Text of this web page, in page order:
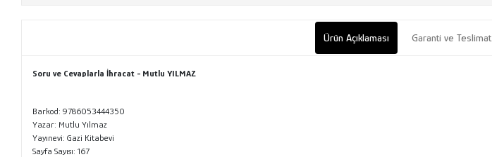
Ürün Açıklaması Garanti ve Teslimat
Soru ve Cevaplarla İhracat - Mutlu YILMAZ
Barkod: 9786053444350
Yazar: Mutlu Yılmaz
Yayınevi: Gazi Kitabevi
Sayfa Sayısı: 167